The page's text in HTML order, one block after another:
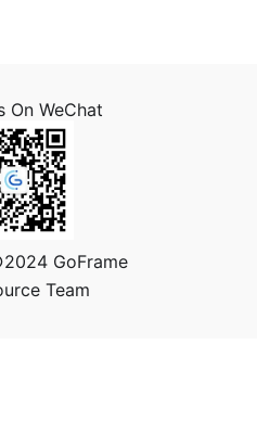
On WeChat
GoFrame
Team